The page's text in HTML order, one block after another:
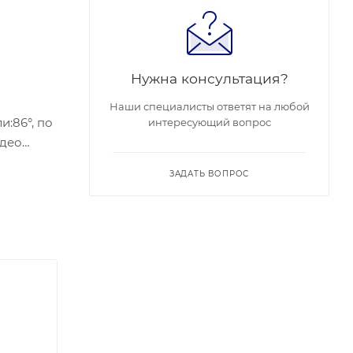
по
Нужна консультация?
Наши специалисты ответят на любой
интересующий вопрос
ЗАДАТЬ ВОПРОС